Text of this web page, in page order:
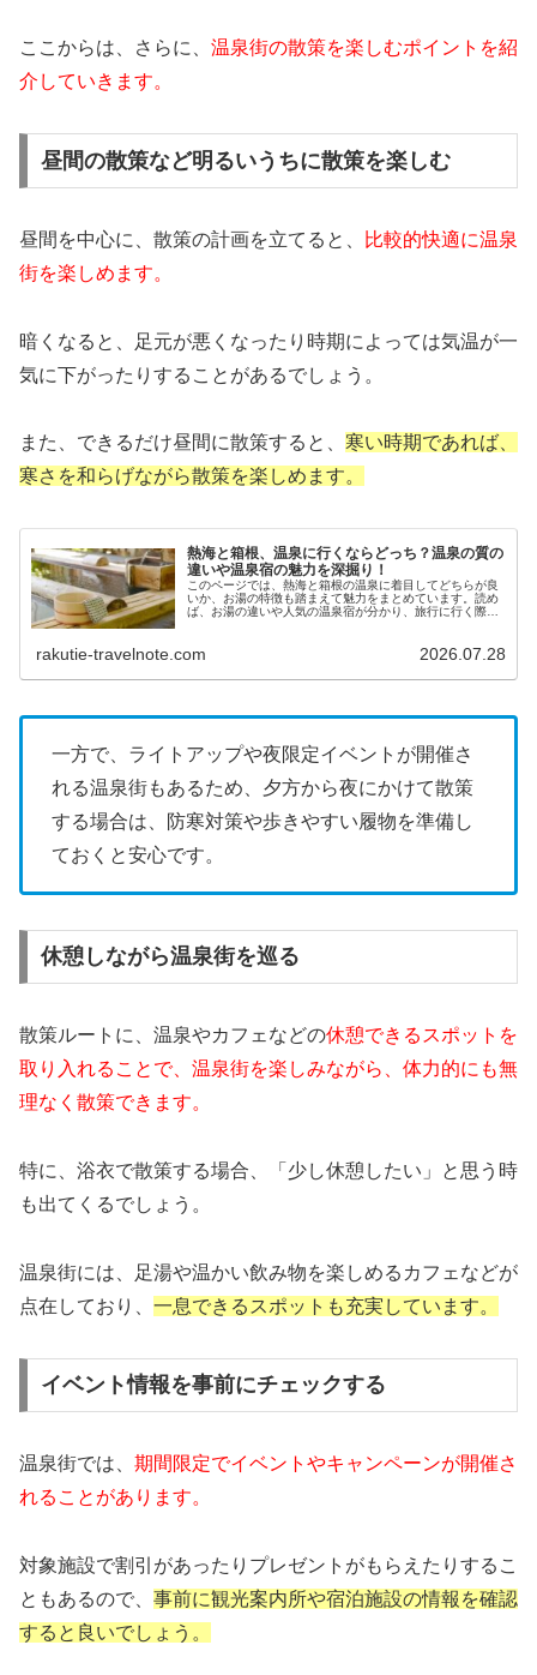
ここからは、さらに、 温泉街の散策を楽しむポイントを紹
介していきます。
昼間の散策など明るいうちに散策を楽しむ
昼間を中心に、散策の計画を立てると、
比較的快適に温泉
街を楽しめます。
暗くなると、足元が悪くなったり時期によっては気温が一
気に下がったりすることがあるでしょう。
また、できるだけ昼間に散策すると、 寒い時期であれば、
寒さを和らげながら散策を楽しめます。
熱海と箱根、温泉に行くならどっち？温泉の質の
違いや温泉宿の魅力を深掘り！
このページでは、熱海と箱根の温泉に着目してどちらが良
いか、お湯の特徴も踏まえて魅力をまとめています。読め
ば、お湯の違いや人気の温泉宿が分かり、旅行に行く際に
rakutie-travelnote.com 2026.07.28
一方で、ライトアップや夜限定イベントが開催さ
れる温泉街もあるため、夕方から夜にかけて散策
する場合は、防寒対策や歩きやすい履物を準備し
ておくと安心です。
休憩しながら温泉街を巡る
散策ルートに、温泉やカフェなどの休憩できるスポットを
取り入れることで、温泉街を楽しみながら、体力的にも無
理なく散策できます。
特に、浴衣で散策する場合、「少し休憩したい」と思う時
も出てくるでしょう。
温泉街には、足湯や温かい飲み物を楽しめるカフェなどが
点在しており、 一息できるスポットも充実しています。
イベント情報を事前にチェックする
温泉街では、 期間限定でイベントやキャンペーンが開催さ
れることがあります。
対象施設で割引があったりプレゼントがもらえたりするこ
ともあるので、 事前に観光案内所や宿泊施設の情報を確認
すると良いでしょう。